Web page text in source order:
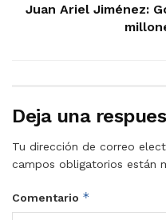
Juan Ariel Jiménez:
Deja una
Tu dirección de correo
campos obligatorios están
Comentario *